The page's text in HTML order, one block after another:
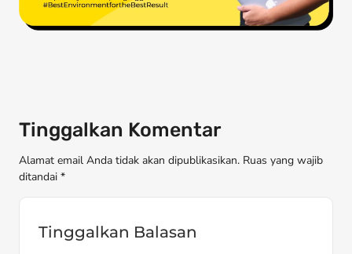
Tinggalkan Komentar
Alamat email Anda tidak akan dipublikasikan. Ruas yang wajib
ditandai *
Tinggalkan Balasan